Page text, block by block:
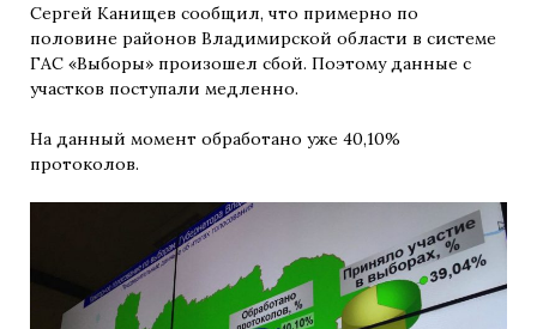
Сергей Канищев сообщил, что примерно по
половине районов Владимирской области в системе
ГАС «Выборы» произошел сбой. Поэтому данные с
участков поступали медленно.
На данный момент обработано уже 40,10%
протоколов.